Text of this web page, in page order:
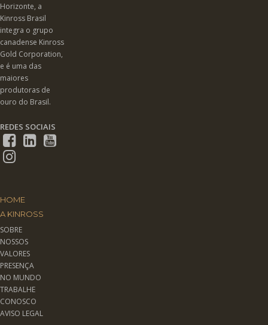
Horizonte, a
Kinross Brasil
integra o grupo
canadense Kinross
Gold Corporation,
e é uma das
maiores
produtoras de
ouro do Brasil.
REDES SOCIAIS
HOME
A KINROSS
SOBRE
NOSSOS
VALORES
PRESENÇA
NO MUNDO
TRABALHE
CONOSCO
AVISO LEGAL